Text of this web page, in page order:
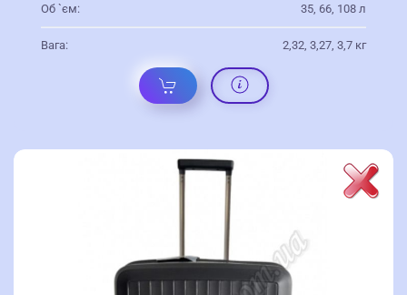
Об `єм: 35, 66, 108 л
Вага: 2,32, 3,27, 3,7 кг